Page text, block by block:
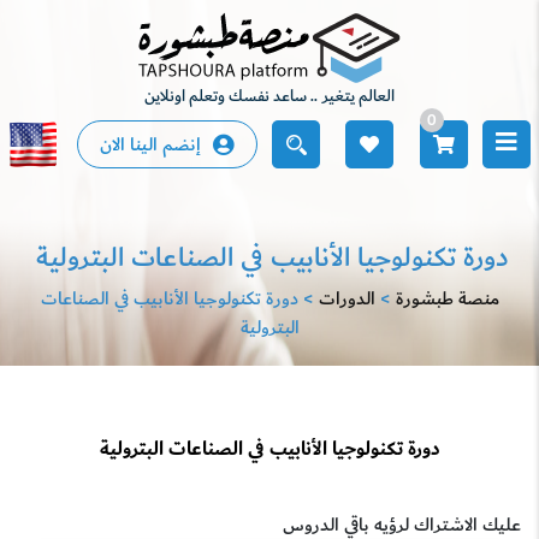
العالم يتغير .. ساعد نفسك وتعلم اونلاين
0
إنضم الينا الان
دورة تكنولوجيا الأنابيب في الصناعات البترولية
منصة طبشورة> الدورات>دورة تكنولوجيا الأنابيب في الصناعات
البترولية
دورة تكنولوجيا الأنابيب في الصناعات البترولية
عليك الاشتراك لرؤيه باقي الدروس